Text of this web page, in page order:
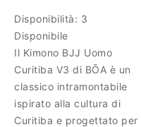
Disponibilità: 3
Disponibile
Il Kimono BJJ Uomo
Curitiba V3 di BŌA è un
classico intramontabile
ispirato alla cultura di
Curitiba e progettato per